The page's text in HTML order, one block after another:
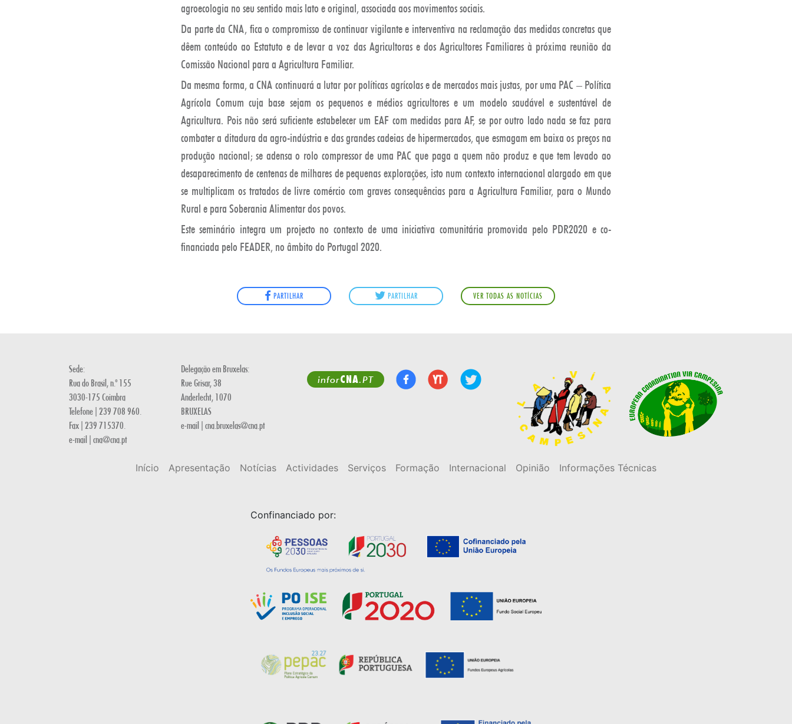
agroecologia no seu sentido mais lato e original, associada aos movimentos sociais.
Da parte da CNA, fica o compromisso de continuar vigilante e interventiva na reclamação das medidas concretas que
dêem conteúdo ao Estatuto e de levar a voz das Agricultoras e dos Agricultores Familiares à próxima reunião da
Comissão Nacional para a Agricultura Familiar.
Da mesma forma, a CNA continuará a lutar por políticas agrícolas e de mercados mais justas, por uma PAC – Política
Agrícola Comum cuja base sejam os pequenos e médios agricultores e um modelo saudável e sustentável de
Agricultura. Pois não será suficiente estabelecer um EAF com medidas para AF, se por outro lado nada se faz para
combater a ditadura da agro-indústria e das grandes cadeias de hipermercados, que esmagam em baixa os preços na
produção nacional; se adensa o rolo compressor de uma PAC que paga a quem não produz e que tem levado ao
desaparecimento de centenas de milhares de pequenas explorações, isto num contexto internacional alargado em que
se multiplicam os tratados de livre comércio com graves consequências para a Agricultura Familiar, para o Mundo
Rural e para Soberania Alimentar dos povos.
Este seminário integra um projecto no contexto de uma iniciativa comunitária promovida pelo PDR2020 e co-
financiada pelo FEADER, no âmbito do Portugal 2020.
PARTILHAR PARTILHAR VER TODAS AS NOTÍCIAS
Sede:
Rua do Brasil, n.º 155
3030-175 Coimbra
Telefone | 239 708 960.
Fax | 239 715370.
e-mail | cna@cna.pt
Delegação em Bruxelas:
Rue Grisar, 38
Anderlecht, 1070
BRUXELAS
e-mail | cna.bruxelas@cna.pt
inforCNA.PT
Início Apresentação Notícias Actividades Serviços Formação Internacional Opinião Informações Técnicas
Confinanciado por: